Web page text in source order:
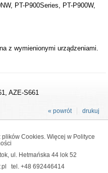
PT-P900Series, PT-P900W,
z wymienionymi urządzeniami.
AZE-S661
drukuj
« powrót
plików Cookies. Więcej w Polityce
ul. Hetmańska 44 lok 52
tel. +48 692446414